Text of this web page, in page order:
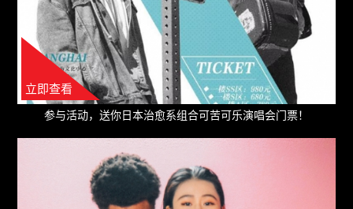
立即查看
参与活动，送你日本治愈系组合可苦可乐演唱会门票！